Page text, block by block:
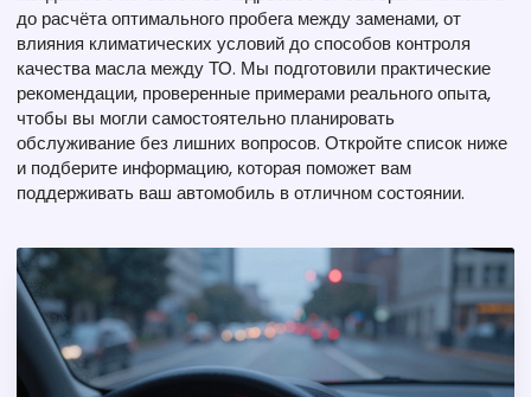
до расчёта оптимального пробега между заменами, от
влияния климатических условий до способов контроля
качества масла между ТО. Мы подготовили практические
рекомендации, проверенные примерами реального опыта,
чтобы вы могли самостоятельно планировать
обслуживание без лишних вопросов. Откройте список ниже
и подберите информацию, которая поможет вам
поддерживать ваш автомобиль в отличном состоянии.